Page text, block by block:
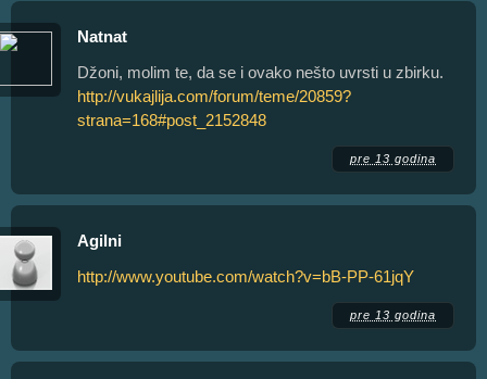
Natnat
Džoni, molim te, da se i ovako nešto uvrsti u zbirku.
http://vukajlija.com/forum/teme/20859?
strana=168#post_2152848
pre 13 godina
Agilni
http://www.youtube.com/watch?v=bB-PP-61jqY
pre 13 godina